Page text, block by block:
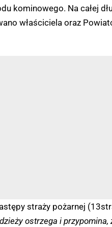
kominowego. Na całej
właściciela oraz
straży pożarnej
ostrzega i przypomina,